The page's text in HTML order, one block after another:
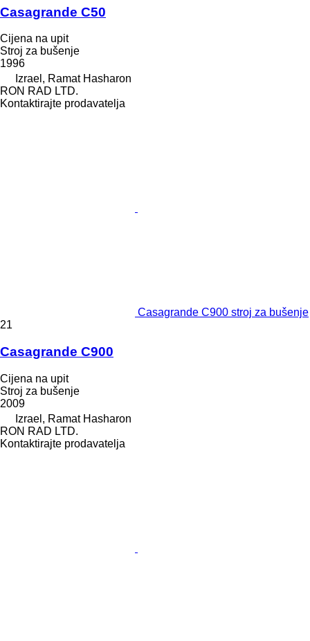
Casagrande C50
Cijena na upit
Stroj za bušenje
1996
Izrael, Ramat Hasharon
RON RAD LTD.
Kontaktirajte prodavatelja
Casagrande C900 stroj za bušenje
21
Casagrande C900
Cijena na upit
Stroj za bušenje
2009
Izrael, Ramat Hasharon
RON RAD LTD.
Kontaktirajte prodavatelja